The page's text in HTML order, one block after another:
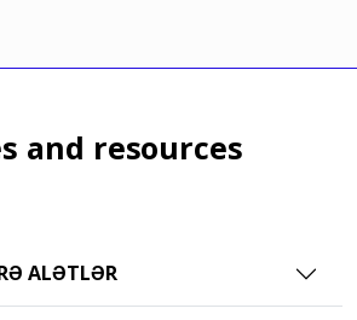
and resources
ALƏTLƏR